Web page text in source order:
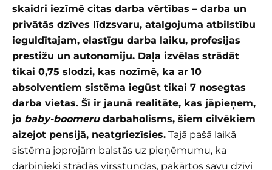
skaidri iezīmē citas darba vērtības – darba un
privātās dzīves līdzsvaru, atalgojuma atbilstību
ieguldītajam, elastīgu darba laiku, profesijas
prestižu un autonomiju. Daļa izvēlas strādāt
tikai 0,75 slodzi, kas nozīmē, ka ar 10
absolventiem sistēma iegūst tikai 7 nosegtas
darba vietas. Šī ir jaunā realitāte, kas jāpieņem,
jo baby-boomerudarbaholisms, šiem cilvēkiem
aizejot pensijā, neatgriezīsies. Tajā pašā laikā
sistēma joprojām balstās uz pieņēmumu, ka
darbinieki strādās virsstundas, pakārtos savu dzīvi